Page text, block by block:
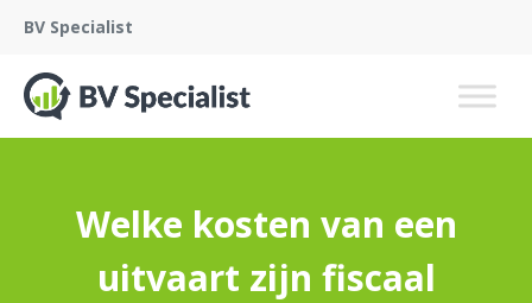
BV Specialist
Welke kosten van een
uitvaart zijn fiscaal